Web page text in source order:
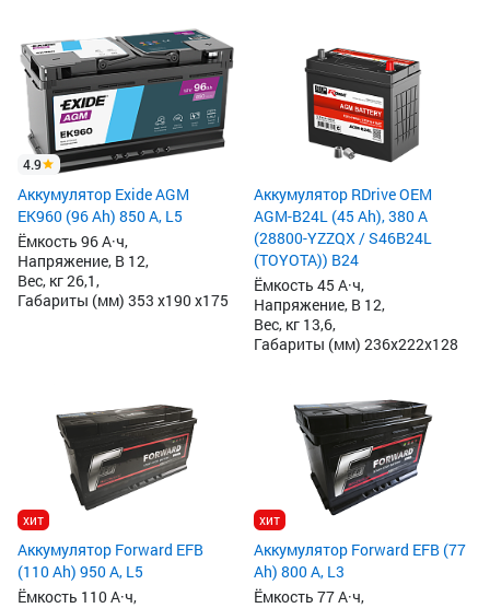
4.9
Аккумулятор Exide AGM
EK960 (96 Ah) 850 А, L5
Ёмкость 96 А·ч,
Напряжение, В 12,
Вес, кг 26,1,
Габариты (мм) 353 x190 x175
Аккумулятор RDrive OEM
AGM-B24L (45 Ah), 380 А
(28800-YZZQX / S46B24L
(TOYOTA)) B24
Ёмкость 45 А·ч,
Напряжение, В 12,
Вес, кг 13,6,
Габариты (мм) 236x222x128
хит
Аккумулятор Forward EFB
(110 Ah) 950 А, L5
Ёмкость 110 А·ч,
хит
Аккумулятор Forward EFB (77
Ah) 800 А, L3
Ёмкость 77 А·ч,